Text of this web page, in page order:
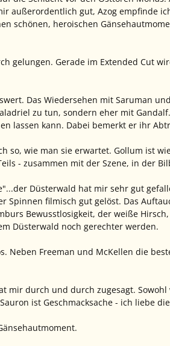
außerordentlich gut, Azog empfinde
schönen, heroischen
gelungen. Gerade im Extended Cut
Das Wiedersehen mit Saruman
zu tun, sondern eher mit
lassen kann. Dabei bemerkt er ihr
so, wie man sie erwartet. Gollum ist
- zusammen mit der Szene, in der
Düsterwald hat mir sehr gut
Spinnen filmisch gut gelöst. Das
Bewusstlosigkeit, der weiße
Düsterwald noch gerechter werden.
Neben Freeman und McKellen die
mir durch und durch zugesagt.
ist Geschmacksache - ich liebe